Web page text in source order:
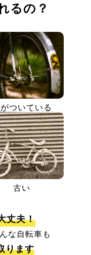
るの？
ついている
古い
丈夫！
な自転車も
ります